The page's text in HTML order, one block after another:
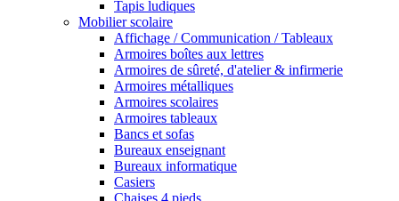
Tapis ludiques
Mobilier scolaire
Affichage / Communication / Tableaux
Armoires boîtes aux lettres
Armoires de sûreté, d'atelier & infirmerie
Armoires métalliques
Armoires scolaires
Armoires tableaux
Bancs et sofas
Bureaux enseignant
Bureaux informatique
Casiers
Chaises 4 pieds